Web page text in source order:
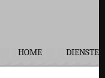
HOME DIENSTEN